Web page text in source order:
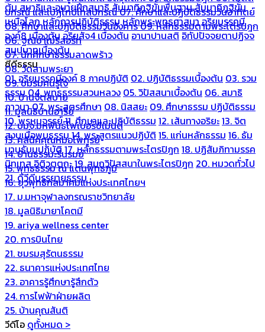
ต้นสมาธิและอุบายฝึกสมาธิสัมมาทิฏฐิขั้นพื้นฐานสัมมาทิฏฐิขั้น
เหนือโลกหลักการปฏิบัติธรรมหลักพระพุทธศาสนาอริยมรรคมี
องค์8 เบื้องต้นอริยสัจ4 เบื้องต้นอานาปานสติอิทัปปัจจยตาปฏิจจ
สมุปบาทเบื้องต้น
ซีดีธรรม
01. อริยมรรคมีองค์ 8 ภาคปฏิบัติ 02. ปฏิบัติธรรมเบื้องต้น 03. รวม
ธรรม04. พุทธธรรมสวนหลวง 05. วิปัสสนาเบื้องต้น 06. สมาธิ
ภาวนา07. พระสูตรศึกษา 08. นิสสยะ 09. ศึกษาธรรม ปฏิบัติธรรม
10. พรหมจรรย์11. ศึกษาและปฏิบัติธรรม 12. เส้นทางอริยะ13. จิต
สงบเมื่อพบธรรม14. พระสูตรแนวปฏิบัติ 15. แก่นหลักธรรม 16. ธัม
มานุธัมมปฏิบัติ17. หลักธรรมตามพระไตรปิฎก 18. ปฏิสัมภิทามรรค
นิทเทส อิติวุตตกะ19. สมถวิปัสสนาในพระไตรปิฎก 20. หมวดทั่วไป
21. ดีวีดีบรรยายธรรม
ปกรณ์ และเปฏโกปเทสปกรณ์07. ศึกษาและปฏิบัติธรรมวันอาทิตย์
08. ศึกษาและปฏิบัติธรรมวันอังคาร09. หลักธรรมตามพระไตรปิฎก
06. ฐณิชาฌ์รีสอร์ท
07. นักศึกษาธรรมลาดพร้าว
08. วัดสามพระยา
09. ชมรมคนรู้ใจ
10. บ้านจิตสบาย
11. มูลนิธิบ้านอารีย์
12. บมจ.มหพันธ์ไฟเบอร์ซีเมนต์
13. คลีนิคคุณหมอไพทูรย์
14. บ้านธรรมะรื่นรมย์
15. พุทธธรรม ณ แดนพุทธภูมิ
16. ยุวพุทธิกสมาคมแห่งประเทศไทยฯ
17. ม.มหาจุฬาลงกรณราชวิทยาลัย
18. มูลนิธิมายาโคตมี
19. ariya wellness center
20. การบินไทย
21. ชมรมสุรัตนธรรม
22. ธนาคารแห่งประเทศไทย
23. อาคารรู้ศึกษารู้สึกตัว
24. การไฟฟ้าฝ่ายผลิต
25. บ้านคุณสันติ
วีดีโอ ดูทั้งหมด >